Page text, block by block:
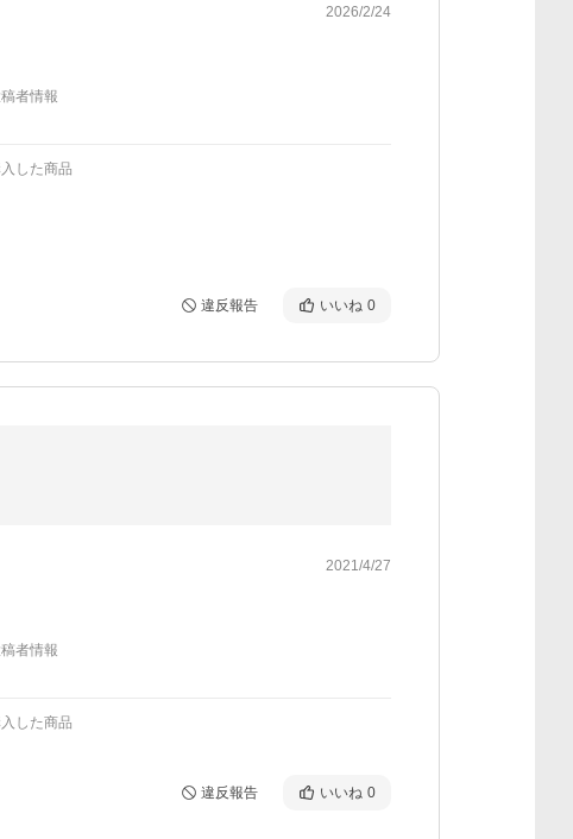
2026/2/24
者情報
した商品
違反報告 いいね 0
2021/4/27
者情報
した商品
違反報告 いいね 0